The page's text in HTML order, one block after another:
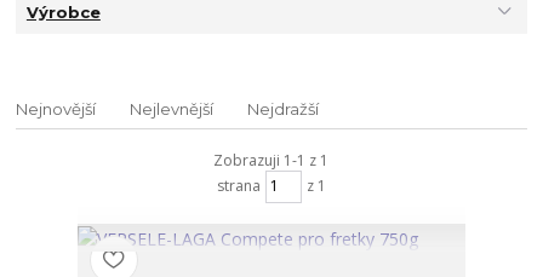
Výrobce
Nejnovější Nejlevnější Nejdražší
Zobrazuji 1-1 z 1
strana
z 1